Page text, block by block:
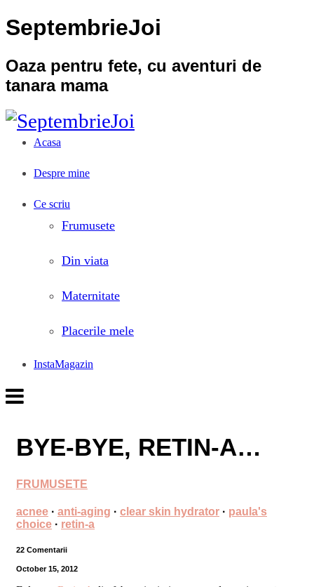
SeptembrieJoi
Oaza pentru fete, cu aventuri de
tanara mama
Acasa
Despre mine
Ce scriu
Frumusete
Din viata
Maternitate
Placerile mele
InstaMagazin
BYE-BYE, RETIN-A…
FRUMUSETE
acnee · anti-aging · clear skin hydrator · paula's
choice · retin-a
22 Comentarii
October 15, 2012